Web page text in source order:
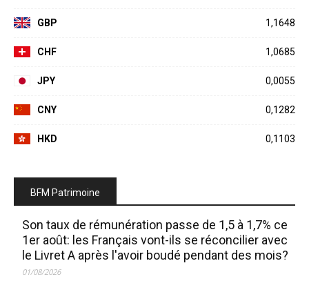
GBP 1,1648
CHF 1,0685
JPY 0,0055
CNY 0,1282
HKD 0,1103
BFM Patrimoine
Son taux de rémunération passe de 1,5 à 1,7% ce
1er août: les Français vont-ils se réconcilier avec
le Livret A après l'avoir boudé pendant des mois?
01/08/2026